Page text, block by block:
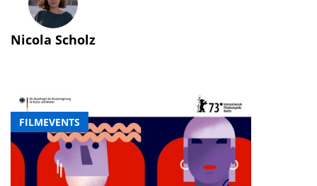
FILMEVENTS
Nicola Scholz